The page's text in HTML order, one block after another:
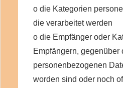
o die Kategorien
die verarbeitet werden
o die Empfänger oder
Empfängern, gegenüber
personenbezogenen
worden sind oder noch